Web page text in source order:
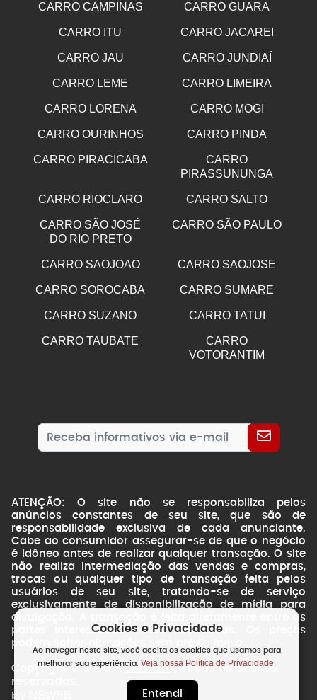
CARRO CAMPINAS CARRO GUARA
CARRO ITU CARRO JACAREI
CARRO JAU CARRO JUNDIAÍ
CARRO LEME CARRO LIMEIRA
CARRO LORENA CARRO MOGI
CARRO OURINHOS CARRO PINDA
CARRO PIRACICABA
CARRO
PIRASSUNUNGA
CARRO RIOCLARO CARRO SALTO
CARRO SÃO JOSÉ
DO RIO PRETO
CARRO SÃO PAULO
CARRO SAOJOAO CARRO SAOJOSE
CARRO SOROCABA CARRO SUMARE
CARRO SUZANO CARRO TATUI
CARRO TAUBATE
CARRO
VOTORANTIM
ATENÇÃO: O site não se responsabiliza pelos
anúncios constantes de seu site, que são de
responsabilidade exclusiva de cada anunciante.
Cabe ao consumidor assegurar-se de que o negócio
é idôneo antes de realizar qualquer transação. O site
não realiza intermediação das vendas e compras,
trocas ou qualquer tipo de transação feita pelos
usuários de seu site, tratando-se de serviço
exclusivamente de disponibilização de mídia para
divulgação. A transação é feita diretamente entre as
partes interessadas. Fotos ilustrativas. Os preços
podem sofrer alterações sem prévio aviso.
Copyright © 2026 -CarroSP| Todos os direitos
reservados.
by
Cookies e Privacidade
Ao navegar neste site, você aceita os cookies que usamos para
melhorar sua experiência.Veja nossa Política de Privacidade.
Entendi